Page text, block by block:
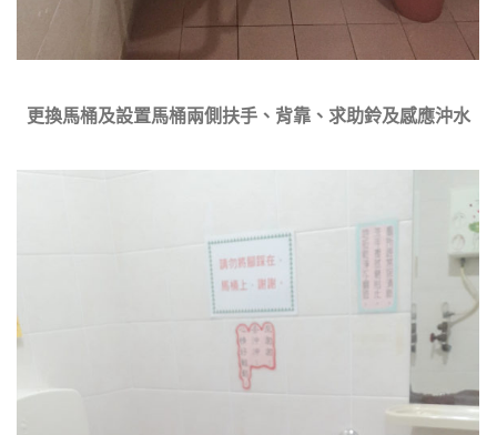
更換馬桶及設置馬桶兩側扶手、背靠、求助鈴及感應沖水